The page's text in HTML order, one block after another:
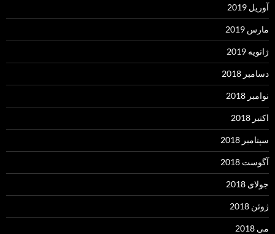
آوریل 2019
مارس 2019
ژانویه 2019
دسامبر 2018
نوامبر 2018
اکتبر 2018
سپتامبر 2018
آگوست 2018
جولای 2018
ژوئن 2018
می 2018